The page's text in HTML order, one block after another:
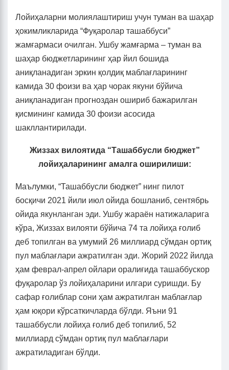
Лойиҳаларни молиялаштириш учун туман ва шаҳар
ҳокимликларида “Фуқаролар ташаббуси”
жамғармаси очилган. Ушбу жамғарма – туман ва
шаҳар бюджетларининг ҳар йил бошида
аниқланадиган эркин қолдиқ маблағларининг
камида 30 фоизи ва ҳар чорак якуни бўйича
аниқланадиган прогноздан ошириб бажарилган
қисмининг камида 30 фоизи асосида
шакллантирилади.
Жиззах вилоятида “Ташаббусли бюджет”
лойиҳаларининг амалга оширилиши:
Маълумки, “Ташаббусли бюджет” нинг пилот
босқичи 2021 йили июл ойида бошланиб, сентябрь
ойида якунланган эди. Ушбу жараён натижаларига
кўра, Жиззах вилояти бўйича 74 та лойиҳа ғолиб
деб топилган ва умумий 26 миллиард сўмдан ортиқ
пул маблағлари ажратилган эди. Жорий 2022 йилда
ҳам феврал-апрел ойлари оралиғида ташаббускор
фуқаролар ўз лойиҳаларини илгари суришди. Бу
сафар ғолиблар сони ҳам ажратилган маблағлар
ҳам юқори кўрсаткичларда бўлди. Яъни 91
ташаббусли лойиҳа ғолиб деб топилиб, 52
миллиард сўмдан ортиқ пул маблағлари
ажратиладиган бўлди.